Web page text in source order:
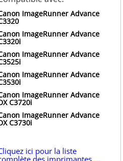
ImageRunner Advance
ImageRunner Advance
ImageRunner Advance
ImageRunner Advance
ImageRunner Advance
C3720i
ImageRunner Advance
C3730i
ici pour la liste
des imprimantes....